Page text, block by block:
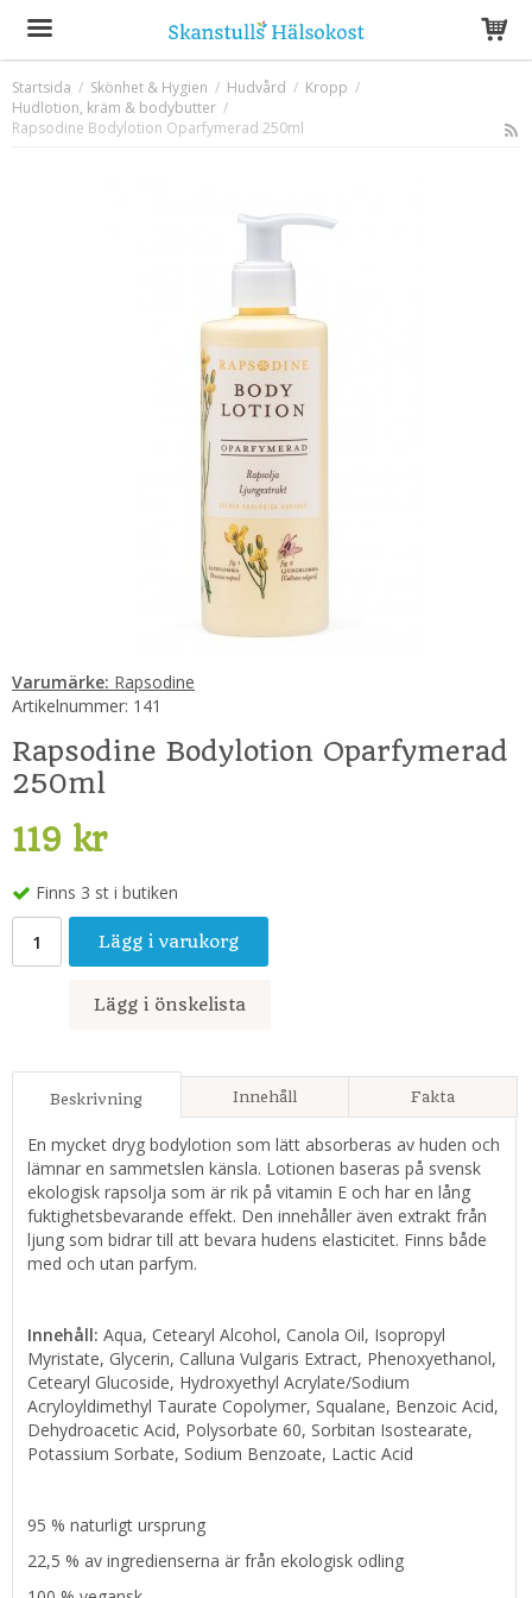
Produkten har blivit tillagd i varukorgen
Startsida / Skönhet & Hygien / Hudvård / Kropp /
Hudlotion, kräm & bodybutter /
Rapsodine Bodylotion Oparfymerad 250ml
Varumärke: Rapsodine
Artikelnummer: 141
Rapsodine Bodylotion Oparfymerad
250ml
119 kr
Finns 3 st i butiken
Lägg i varukorg
Lägg i önskelista
Beskrivning Innehåll Fakta
En mycket dryg bodylotion som lätt absorberas av huden och
lämnar en sammetslen känsla. Lotionen baseras på svensk
ekologisk rapsolja som är rik på vitamin E och har en lång
fuktighetsbevarande effekt. Den innehåller även extrakt från
ljung som bidrar till att bevara hudens elasticitet. Finns både
med och utan parfym.
Innehåll: Aqua, Cetearyl Alcohol, Canola Oil, Isopropyl
Myristate, Glycerin, Calluna Vulgaris Extract, Phenoxyethanol,
Cetearyl Glucoside, Hydroxyethyl Acrylate/Sodium
Acryloyldimethyl Taurate Copolymer, Squalane, Benzoic Acid,
Dehydroacetic Acid, Polysorbate 60, Sorbitan Isostearate,
Potassium Sorbate, Sodium Benzoate, Lactic Acid
95 % naturligt ursprung
22,5 % av ingredienserna är från ekologisk odling